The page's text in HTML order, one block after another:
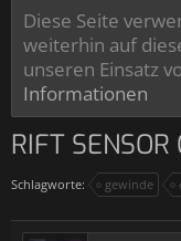
Diese Seite
weiterhin auf
unseren Einsatz
Informationen
RIFT
Schlagworte: gewinde